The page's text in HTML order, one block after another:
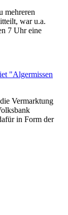
mehreren
war u.a.
7 Uhr eine
"Algermissen
Vermarktung
in Form der